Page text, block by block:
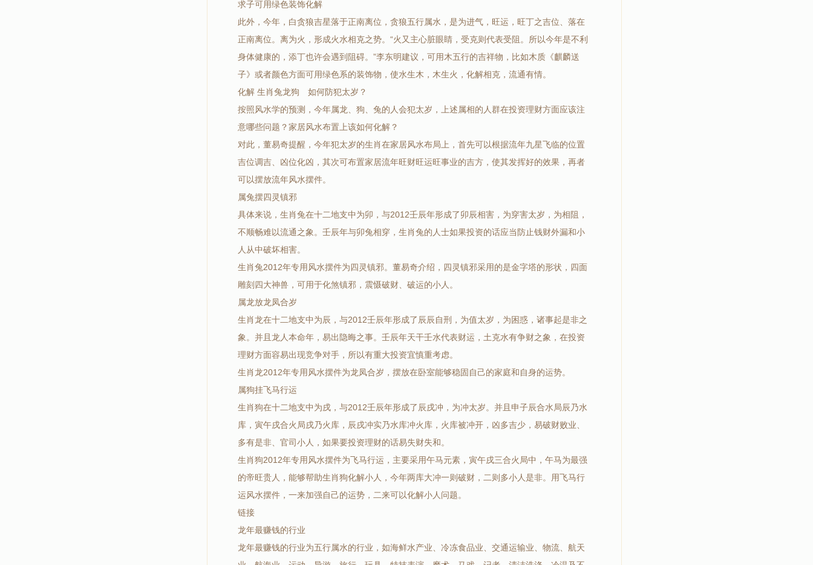
求子可用绿色装饰化解
此外，今年，白贪狼吉星落于正南离位，贪狼五行属水，是为进气，旺运，旺丁之吉位、落在
正南离位。离为火，形成火水相克之势。“火又主心脏眼睛，受克则代表受阻。所以今年是不利
身体健康的，添丁也许会遇到阻碍。”李东明建议，可用木五行的吉祥物，比如木质《麒麟送
子》或者颜色方面可用绿色系的装饰物，使水生木，木生火，化解相克，流通有情。
化解 生肖兔龙狗 如何防犯太岁？
按照风水学的预测，今年属龙、狗、兔的人会犯太岁，上述属相的人群在投资理财方面应该注
意哪些问题？家居风水布置上该如何化解？
对此，董易奇提醒，今年犯太岁的生肖在家居风水布局上，首先可以根据流年九星飞临的位置
吉位调吉、凶位化凶，其次可布置家居流年旺财旺运旺事业的吉方，使其发挥好的效果，再者
可以摆放流年风水摆件。
属兔摆四灵镇邪
具体来说，生肖兔在十二地支中为卯，与2012壬辰年形成了卯辰相害，为穿害太岁，为相阻，
不顺畅难以流通之象。壬辰年与卯兔相穿，生肖兔的人士如果投资的话应当防止钱财外漏和小
人从中破坏相害。
生肖兔2012年专用风水摆件为四灵镇邪。董易奇介绍，四灵镇邪采用的是金字塔的形状，四面
雕刻四大神兽，可用于化煞镇邪，震慑破财、破运的小人。
属龙放龙凤合岁
生肖龙在十二地支中为辰，与2012壬辰年形成了辰辰自刑，为值太岁，为困惑，诸事起是非之
象。并且龙人本命年，易出隐晦之事。壬辰年天干壬水代表财运，土克水有争财之象，在投资
理财方面容易出现竞争对手，所以有重大投资宜慎重考虑。
生肖龙2012年专用风水摆件为龙凤合岁，摆放在卧室能够稳固自己的家庭和自身的运势。
属狗挂飞马行运
生肖狗在十二地支中为戌，与2012壬辰年形成了辰戌冲，为冲太岁。并且申子辰合水局辰乃水
库，寅午戌合火局戌乃火库，辰戌冲实乃水库冲火库，火库被冲开，凶多吉少，易破财败业、
多有是非、官司小人，如果要投资理财的话易失财失和。
生肖狗2012年专用风水摆件为飞马行运，主要采用午马元素，寅午戌三合火局中，午马为最强
的帝旺贵人，能够帮助生肖狗化解小人，今年两库大冲一则破财，二则多小人是非。用飞马行
运风水摆件，一来加强自己的运势，二来可以化解小人问题。
链接
龙年最赚钱的行业
龙年最赚钱的行业为五行属水的行业，如海鲜水产业、冷冻食品业、交通运输业、物流、航天